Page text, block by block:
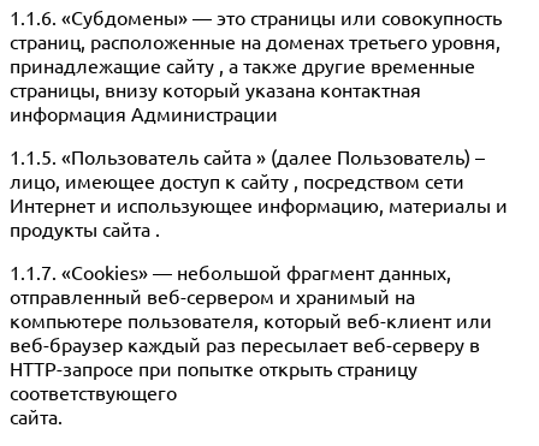
1.1.6. «Субдомены» — это страницы или совокупность
страниц, расположенные на доменах третьего уровня,
принадлежащие сайту , а также другие временные
страницы, внизу который указана контактная
информация Администрации
1.1.5. «Пользователь сайта » (далее Пользователь) –
лицо, имеющее доступ к сайту , посредством сети
Интернет и использующее информацию, материалы и
продукты сайта .
1.1.7. «Cookies» — небольшой фрагмент данных,
отправленный веб-сервером и хранимый на
компьютере пользователя, который веб-клиент или
веб-браузер каждый раз пересылает веб-серверу в
HTTP-запросе при попытке открыть страницу
соответствующего
сайта.